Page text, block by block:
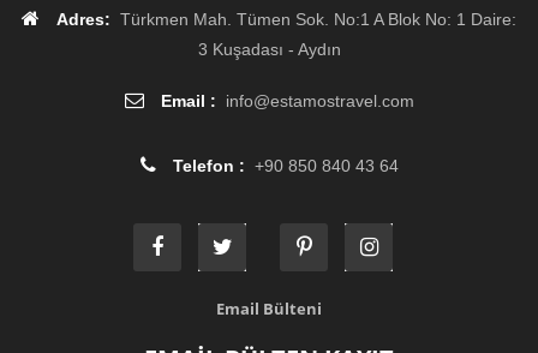
Adres: Türkmen Mah. Tümen Sok. No:1 A Blok No: 1 Daire:
3 Kuşadası - Aydın
Email : info@estamostravel.com
Telefon : +90 850 840 43 64
Email Bülteni